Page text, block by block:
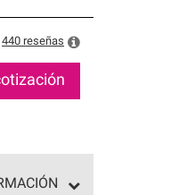
440 reseñas